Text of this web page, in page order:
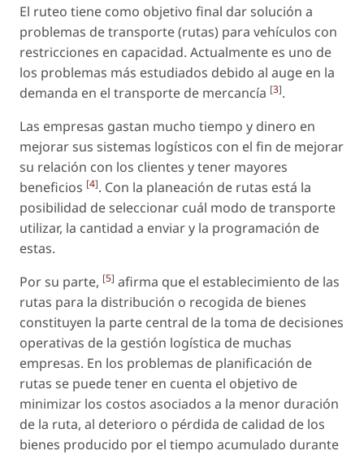
El ruteo tiene como objetivo final dar solución a
problemas de transporte (rutas) para vehículos con
restricciones en capacidad. Actualmente es uno de
los problemas más estudiados debido al auge en la
demanda en el transporte de mercancía [3].
Las empresas gastan mucho tiempo y dinero en
mejorar sus sistemas logísticos con el fin de mejorar
su relación con los clientes y tener mayores
beneficios [4]. Con la planeación de rutas está la
posibilidad de seleccionar cuál modo de transporte
utilizar, la cantidad a enviar y la programación de
estas.
Por su parte, [5] afirma que el establecimiento de las
rutas para la distribución o recogida de bienes
constituyen la parte central de la toma de decisiones
operativas de la gestión logística de muchas
empresas. En los problemas de planificación de
rutas se puede tener en cuenta el objetivo de
minimizar los costos asociados a la menor duración
de la ruta, al deterioro o pérdida de calidad de los
bienes producido por el tiempo acumulado durante